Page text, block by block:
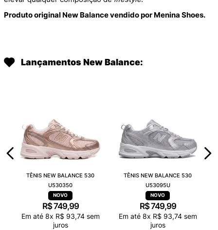
Produto original New Balance vendido por Menina Shoes.
Lançamentos New Balance:
TÊNIS NEW BALANCE 530
U530350
R$749,99
Em até 8x R$ 93,74sem
juros
TÊNIS NEW BALANCE 530
U53095U
R$749,99
Em até 8x R$ 93,74sem
juros